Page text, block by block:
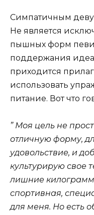
Симпатичным
Не является
пышных форм
поддержания
приходится
использовать
питание. Вот что
” Моя цель не
отличную форму,
удовольствие, и
культурирую свое
лишние
спортивная,
для меня. Но есть